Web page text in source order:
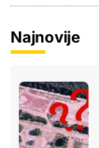
Najnovije